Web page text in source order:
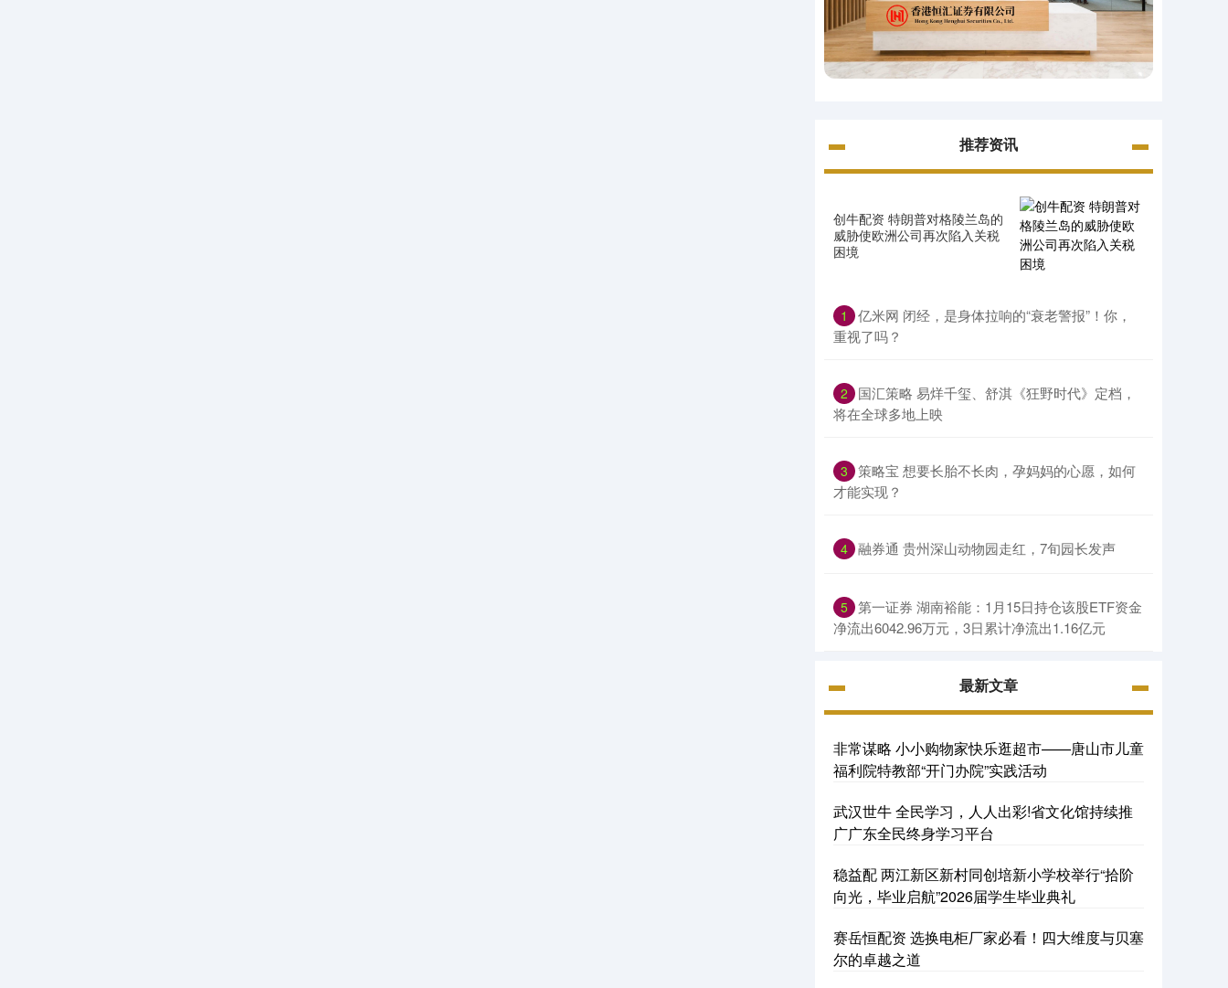
推荐资讯
创牛配资 特朗普对格陵兰岛的
威胁使欧洲公司再次陷入关税
困境
1
亿米网 闭经，是身体拉响的“衰老警报”！你，
重视了吗？
2
国汇策略 易烊千玺、舒淇《狂野时代》定档，
将在全球多地上映
3 策略宝 想要长胎不长肉，孕妈妈的心愿，如何
才能实现？
4 融券通 贵州深山动物园走红，7旬园长发声
5 第一证券 湖南裕能：1月15日持仓该股ETF资金
净流出6042.96万元，3日累计净流出1.16亿元
最新文章
非常谋略 小小购物家快乐逛超市——唐山市儿童
福利院特教部“开门办院”实践活动
武汉世牛 全民学习，人人出彩!省文化馆持续推
广广东全民终身学习平台
稳益配 两江新区新村同创培新小学校举行“拾阶
向光，毕业启航”2026届学生毕业典礼
赛岳恒配资 选换电柜厂家必看！四大维度与贝塞
尔的卓越之道